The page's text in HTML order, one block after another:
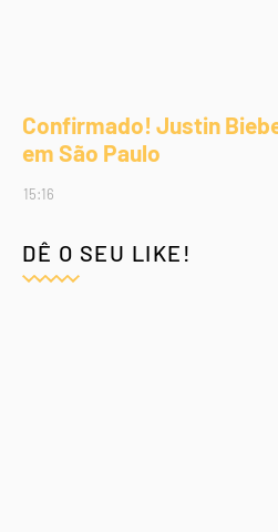
Confirmado! Justin
em São Paulo
15:16
DÊ O SEU LIKE!